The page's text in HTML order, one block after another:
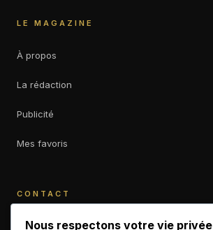
LE MAGAZINE
À propos
La rédaction
Publicité
Mes favoris
CONTACT
contact@b-empiremagazine.com
Nous respectons votre vie privée